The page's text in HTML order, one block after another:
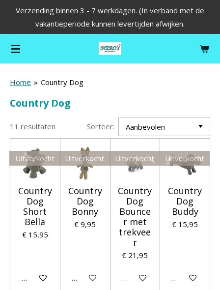
de
hoofdinhoud
Verzending binnen 3 - 7 werkdagen. (In verband met de
vakantieperiode kunnen levertijden afwijken.
Home » Country Dog
Country Dog
11 resultaten Sorteer:
Uitverkocht
Country
Dog
Short
Bella
€ 15,95
Houd mij op de hoogte
Uitverkocht
Country
Dog
Bonny
€ 9,95
Houd mij op de hoogte
Uitverkocht
Country
Dog
Bounce
r met
trekvee
r
€ 21,95
Houd mij op de hoogte
Uitverkocht
Country
Dog
Buddy
€ 15,95
Houd mij op